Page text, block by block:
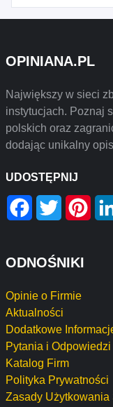
OPINIANA.PL
Największy w sieci
instytucjach. Poznaj
polskich oraz
dodając unikalny
UDOSTĘPNIJ
Facebook
Twitter
ODNOŚNIKI
Opinie o Firmie
Aktualności
Dodatkowe
Pytania i Odpowiedzi
Katalog Firm
Polityka Prywatności
Zasady Użytkowania